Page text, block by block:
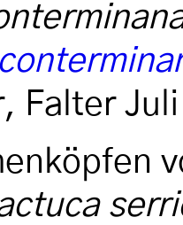
Falter Juli